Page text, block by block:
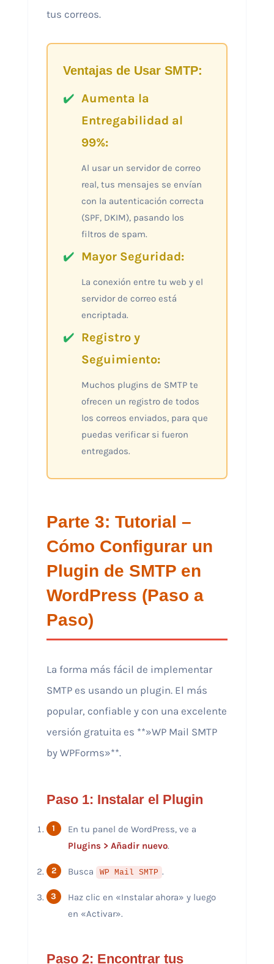
tus correos.
Ventajas de Usar SMTP:
Aumenta la
Entregabilidad al
99%:
Al usar un servidor de correo
real, tus mensajes se envían
con la autenticación correcta
(SPF, DKIM), pasando los
filtros de spam.
Mayor Seguridad:
La conexión entre tu web y el
servidor de correo está
encriptada.
Registro y
Seguimiento:
Muchos plugins de SMTP te
ofrecen un registro de todos
los correos enviados, para que
puedas verificar si fueron
entregados.
Parte 3: Tutorial –
Cómo Configurar un
Plugin de SMTP en
WordPress (Paso a
Paso)
La forma más fácil de implementar
SMTP es usando un plugin. El más
popular, confiable y con una excelente
versión gratuita es **»WP Mail SMTP
by WPForms»**.
Paso 1: Instalar el Plugin
En tu panel de WordPress, ve a
Plugins > Añadir nuevo.
Busca WP Mail SMTP .
Haz clic en «Instalar ahora» y luego
en «Activar».
Paso 2: Encontrar tus